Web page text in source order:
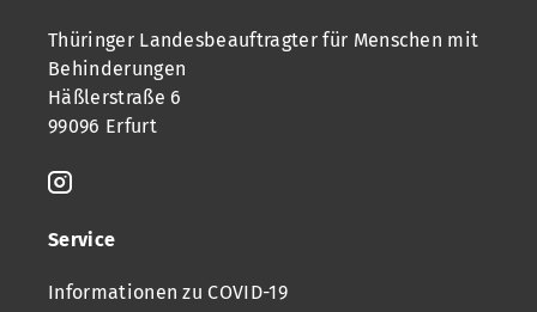
Thüringer Landesbeauftragter für Menschen mit
Behinderungen
Häßlerstraße 6
99096 Erfurt
Service
Informationen zu COVID-19